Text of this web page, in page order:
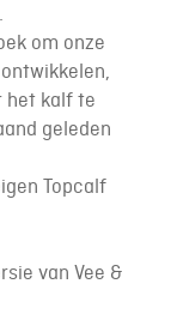
om onze
het kalf te
geleden
Topcalf
van Vee &